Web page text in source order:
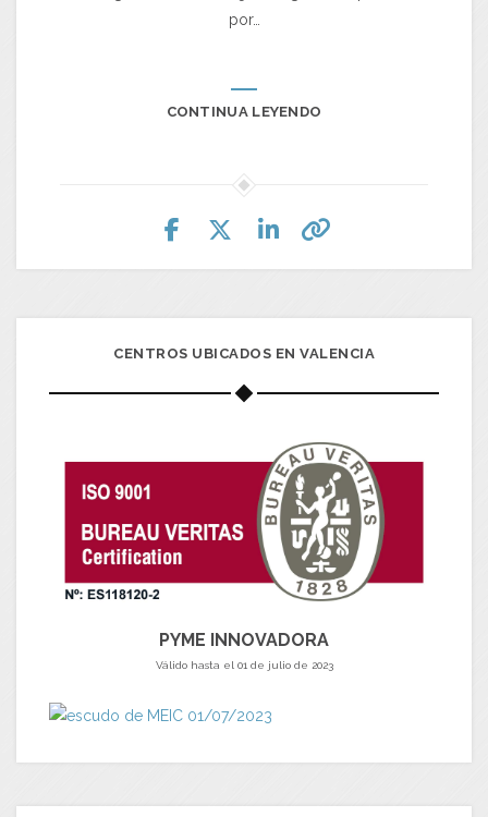
por…
CONTINUA LEYENDO
CENTROS UBICADOS EN VALENCIA
PYME INNOVADORA
Válido hasta el 01 de julio de 2023